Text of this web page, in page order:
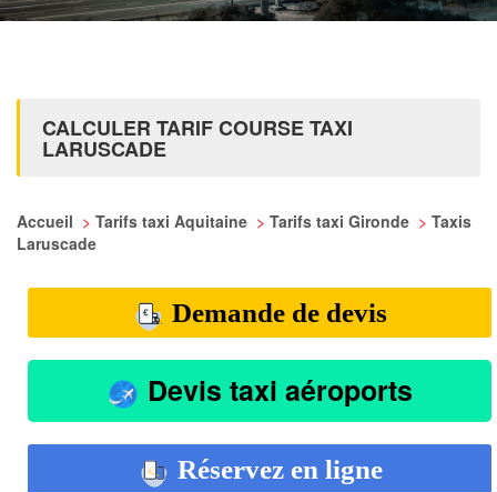
CALCULER TARIF COURSE TAXI
LARUSCADE
Accueil > Tarifs taxi Aquitaine > Tarifs taxi Gironde > Taxis
Laruscade
Demande de devis
Devis taxi aéroports
Réservez en ligne